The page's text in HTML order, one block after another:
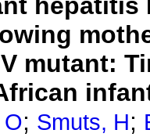
mutant:
; Smuts, H;